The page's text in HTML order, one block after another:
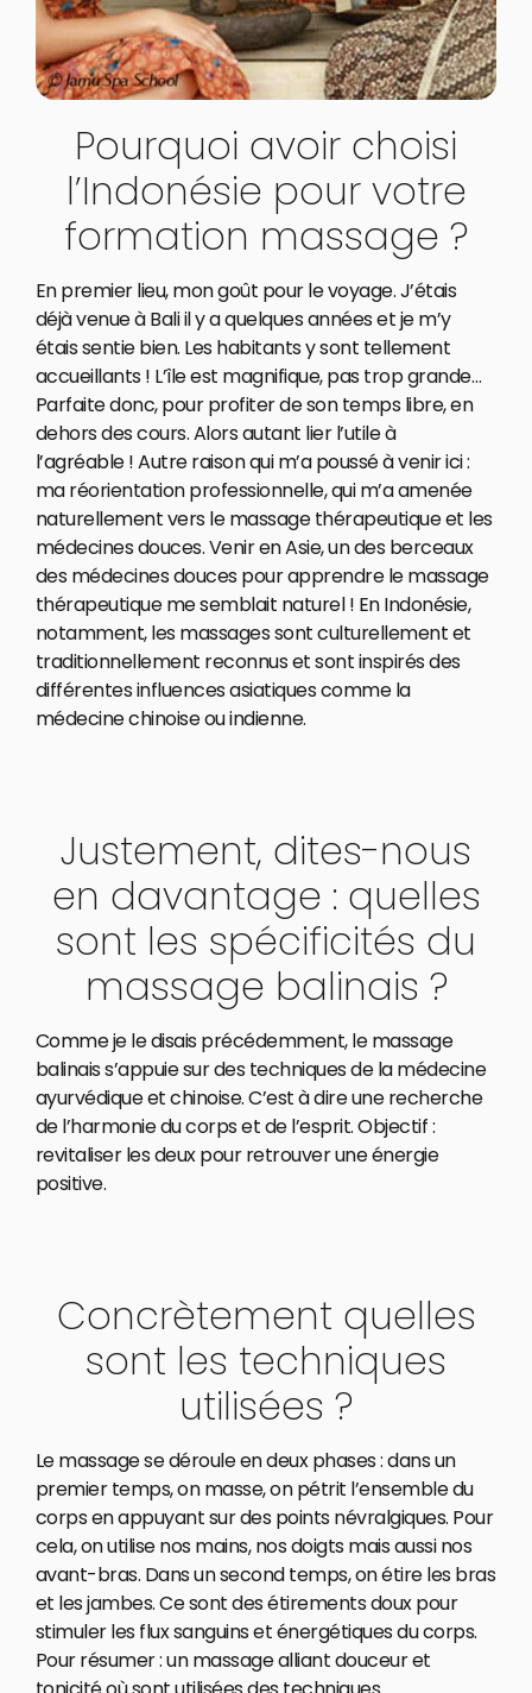
Pourquoi avoir choisi
l’Indonésie pour votre
formation massage ?
En premier lieu, mon goût pour le voyage. J’étais
déjà venue à Bali il y a quelques années et je m’y
étais sentie bien. Les habitants y sont tellement
accueillants ! L’île est magnifique, pas trop grande…
Parfaite donc, pour profiter de son temps libre, en
dehors des cours. Alors autant lier l’utile à
l’agréable ! Autre raison qui m’a poussé à venir ici :
ma réorientation professionnelle, qui m’a amenée
naturellement vers le massage thérapeutique et les
médecines douces. Venir en Asie, un des berceaux
des médecines douces pour apprendre le massage
thérapeutique me semblait naturel ! En Indonésie,
notamment, les massages sont culturellement et
traditionnellement reconnus et sont inspirés des
différentes influences asiatiques comme la
médecine chinoise ou indienne.
Justement, dites-nous
en davantage : quelles
sont les spécificités du
massage balinais ?
Comme je le disais précédemment, le massage
balinais s’appuie sur des techniques de la médecine
ayurvédique et chinoise. C’est à dire une recherche
de l’harmonie du corps et de l’esprit. Objectif :
revitaliser les deux pour retrouver une énergie
positive.
Concrètement quelles
sont les techniques
utilisées ?
Le massage se déroule en deux phases : dans un
premier temps, on masse, on pétrit l’ensemble du
corps en appuyant sur des points névralgiques. Pour
cela, on utilise nos mains, nos doigts mais aussi nos
avant-bras. Dans un second temps, on étire les bras
et les jambes. Ce sont des étirements doux pour
stimuler les flux sanguins et énergétiques du corps.
Pour résumer : un massage alliant douceur et